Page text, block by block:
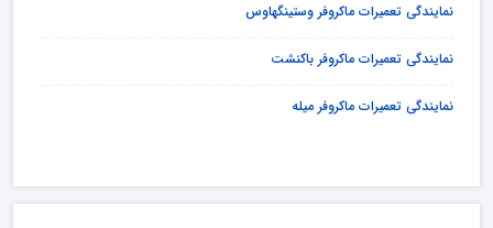
نمایندگی تعمیرات ماکروفر وستینگهاوس
نمایندگی تعمیرات ماکروفر باکنشت
نمایندگی تعمیرات ماکروفر میله